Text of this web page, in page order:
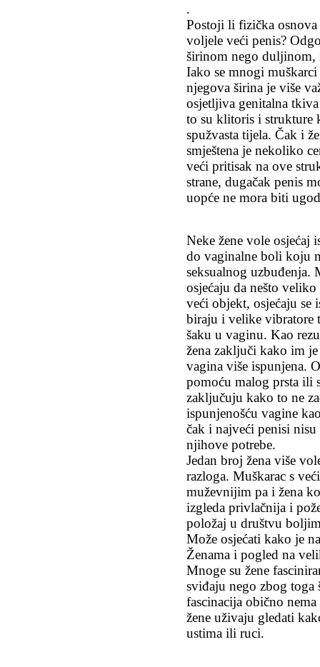
.
Postoji li fizička osnova
voljele veći penis?
širinom nego duljinom,
Iako se mnogi
njegova širina je više
osjetljiva genitalna
to su klitoris i strukture
spužvasta tijela. Čak i
smještena je nekoliko
veći pritisak na ove
strane, dugačak penis
uopće ne mora biti
Neke žene vole osjećaj
do vaginalne boli koju
seksualnog uzbuđenja.
osjećaju da nešto
veći objekt, osjećaju se
biraju i velike vibratore
šaku u vaginu. Kao
žena zaključi kako im
vagina više ispunjena.
pomoću malog prsta ili
zaključuju kako to ne
ispunjenošću vagine
čak i najveći penisi
njihove potrebe.
Jedan broj žena više
razloga. Muškarac s
muževnijim pa i žena
izgleda privlačnija i
položaj u društvu
Može osjećati kako je
Ženama i pogled na
Mnoge su žene
sviđaju nego zbog toga
fascinacija obično
žene uživaju gledati
ustima ili ruci.